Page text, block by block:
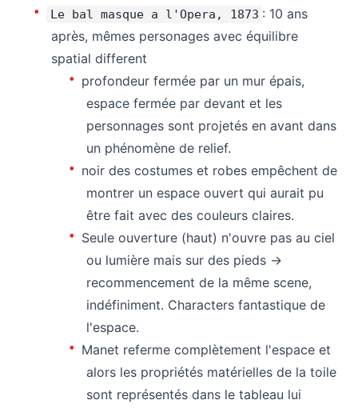
Le bal masque a l'Opera, 1873 : 10 ans
après, mêmes personages avec équilibre
spatial different
profondeur fermée par un mur épais,
espace fermée par devant et les
personnages sont projetés en avant dans
un phénomène de relief.
noir des costumes et robes empêchent de
montrer un espace ouvert qui aurait pu
être fait avec des couleurs claires.
Seule ouverture (haut) n'ouvre pas au ciel
ou lumière mais sur des pieds →
recommencement de la même scene,
indéfiniment. Characters fantastique de
l'espace.
Manet referme complètement l'espace et
alors les propriétés matérielles de la toile
sont représentés dans le tableau lui